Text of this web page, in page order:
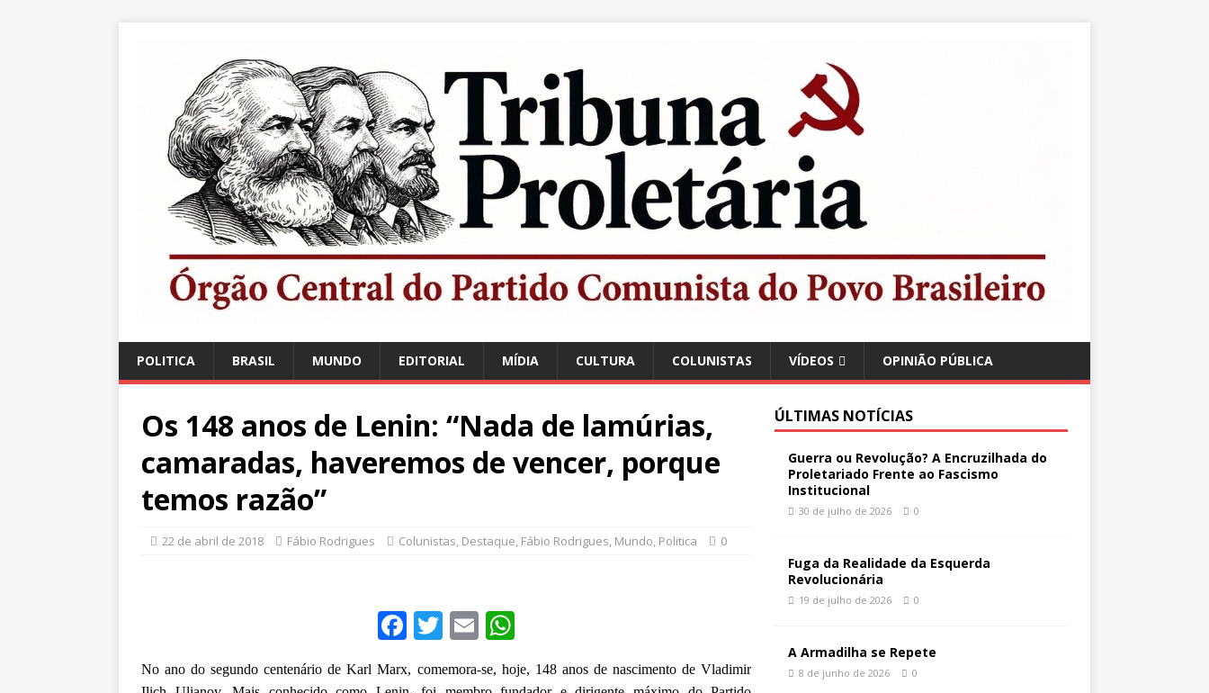
POLITICA BRASIL MUNDO EDITORIAL MÍDIA CULTURA COLUNISTAS VÍDEOS OPINIÃO PÚBLICA
Os 148 anos de Lenin: “Nada de lamúrias,
camaradas, haveremos de vencer, porque
temos razão”
22 de abril de 2018 Fábio Rodrigues Colunistas, Destaque, Fábio Rodrigues, Mundo, Politica 0
F
c
T
it
E
m
ai
h
at
No ano do segundo centenário de Karl Marx, comemora-se, hoje, 148 anos de nascimento de Vladimir
ÚLTIMAS NOTÍCIAS
Guerra ou Revolução? A Encruzilhada do
Proletariado Frente ao Fascismo
Institucional
30 de julho de 2026 0
Fuga da Realidade da Esquerda
Revolucionária
19 de julho de 2026 0
A Armadilha se Repete
8 de junho de 2026 0